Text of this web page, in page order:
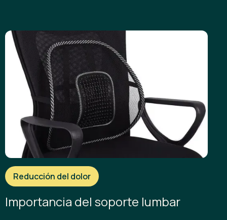
Reducción del dolor
Importancia del soporte lumbar